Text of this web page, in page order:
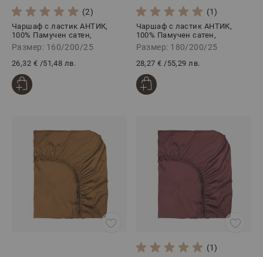
(2)
Чаршаф с ластик АНТИК,
100% Памучен сатен,
160/200/25 см
Размер: 160/200/25
26,32 € /51,48 лв.
(1)
Чаршаф с ластик АНТИК,
100% Памучен сатен,
180/200/25 см
Размер: 180/200/25
28,27 € /55,29 лв.
(1)